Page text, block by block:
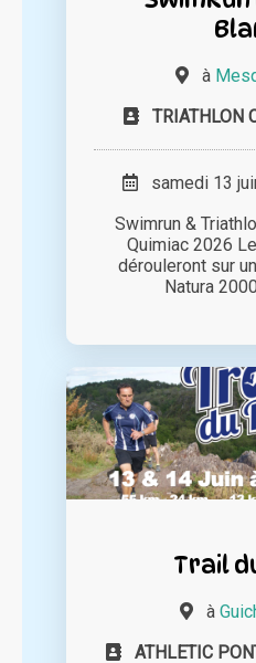
à
TRIATHLON
samedi 13
Swimrun &
Quimiac 2026
dérouleront sur
Natura
Trail
à
ATHLETIC